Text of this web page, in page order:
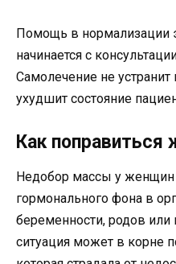
Помощь в нормализации
начинается с
Самолечение не устранит
ухудшит состояние
Как поправиться
Недобор массы у
гормонального фона в
беременности, родов или
ситуация может в корне